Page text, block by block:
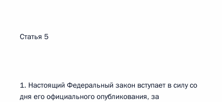
Статья 5
1. Настоящий Федеральный закон вступает в силу со
дня его официального опубликования, за